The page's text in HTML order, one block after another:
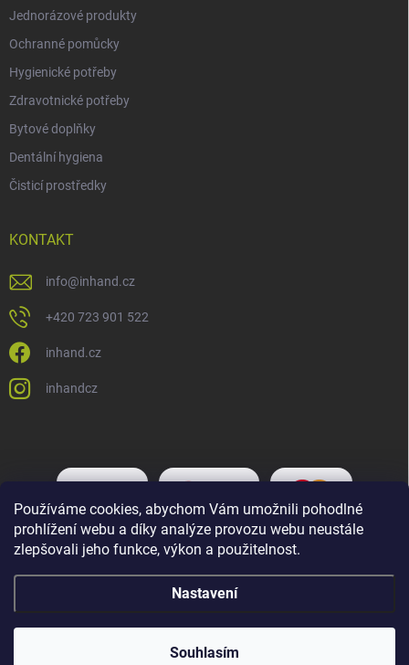
Používáme cookies, abychom Vám umožnili pohodlné
prohlížení webu a díky analýze provozu webu neustále
zlepšovali jeho funkce, výkon a použitelnost.
Nastavení
Souhlasím
Jednorázové produkty
Ochranné pomůcky
Hygienické potřeby
Zdravotnické potřeby
Bytové doplňky
Dentální hygiena
Čisticí prostředky
KONTAKT
info@inhand.cz
+420 723 901 522
inhand.cz
inhandcz
Copyright 2026Inhand.cz. Všechna práva vyhrazena.Upravit nastavení
cookies